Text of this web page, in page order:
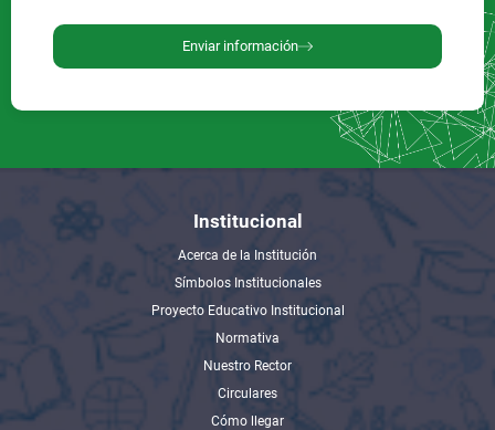
Enviar información
Institucional
Acerca de la Institución
Símbolos Institucionales
Proyecto Educativo Institucional
Normativa
Nuestro Rector
Circulares
Cómo llegar